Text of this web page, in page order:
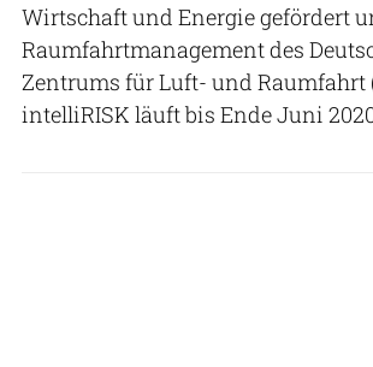
Wirtschaft und Energie gefördert
Raumfahrtmanagement des
Zentrums für Luft- und Raumfahrt
intelliRISK läuft bis Ende Juni